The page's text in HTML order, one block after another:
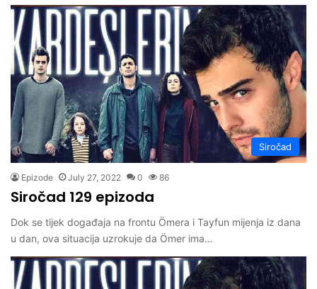
Siročad
Epizode July 27, 2022 0 86
Siročad 129 epizoda
Dok se tijek događaja na frontu Ömera i Tayfun mijenja iz dana
u dan, ova situacija uzrokuje da Ömer ima…